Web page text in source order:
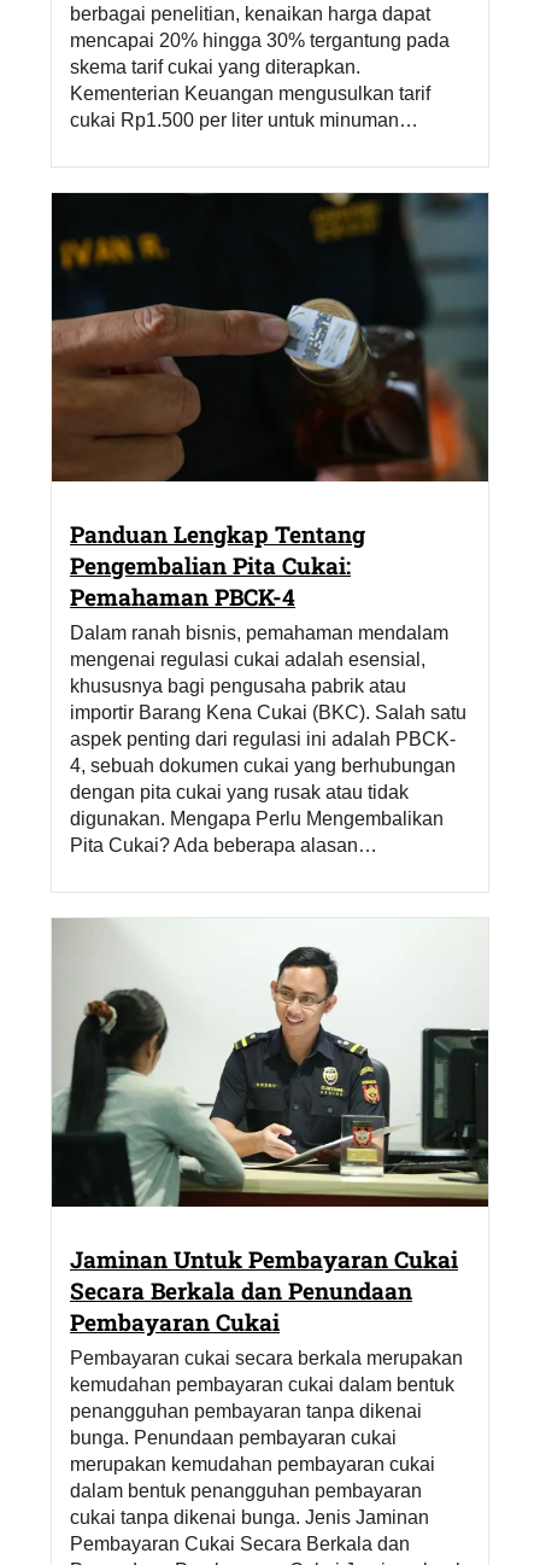
berbagai penelitian, kenaikan harga dapat
mencapai 20% hingga 30% tergantung pada
skema tarif cukai yang diterapkan.
Kementerian Keuangan mengusulkan tarif
cukai Rp1.500 per liter untuk minuman…
Panduan Lengkap Tentang
Pengembalian Pita Cukai:
Pemahaman PBCK-4
Dalam ranah bisnis, pemahaman mendalam
mengenai regulasi cukai adalah esensial,
khususnya bagi pengusaha pabrik atau
importir Barang Kena Cukai (BKC). Salah satu
aspek penting dari regulasi ini adalah PBCK-
4, sebuah dokumen cukai yang berhubungan
dengan pita cukai yang rusak atau tidak
digunakan. Mengapa Perlu Mengembalikan
Pita Cukai? Ada beberapa alasan…
Jaminan Untuk Pembayaran Cukai
Secara Berkala dan Penundaan
Pembayaran Cukai
Pembayaran cukai secara berkala merupakan
kemudahan pembayaran cukai dalam bentuk
penangguhan pembayaran tanpa dikenai
bunga. Penundaan pembayaran cukai
merupakan kemudahan pembayaran cukai
dalam bentuk penangguhan pembayaran
cukai tanpa dikenai bunga. Jenis Jaminan
Pembayaran Cukai Secara Berkala dan